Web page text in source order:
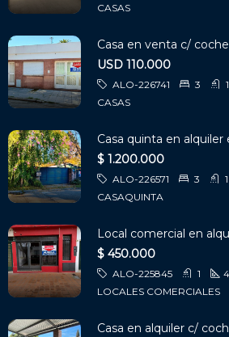
CASAS
Casa en venta c/
USD 110.000
ALO-226741 3 1
CASAS
Casa quinta en alquiler
$ 1.200.000
ALO-226571 3 1
CASAQUINTA
Local comercial en
$ 450.000
ALO-225845 1
LOCALES COMERCIALES
Casa en alquiler c/